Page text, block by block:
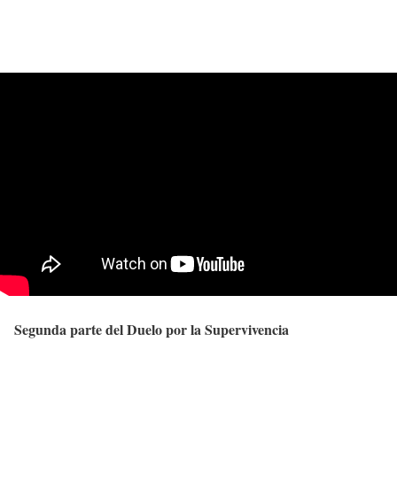
Segunda parte del Duelo por la Supervivencia